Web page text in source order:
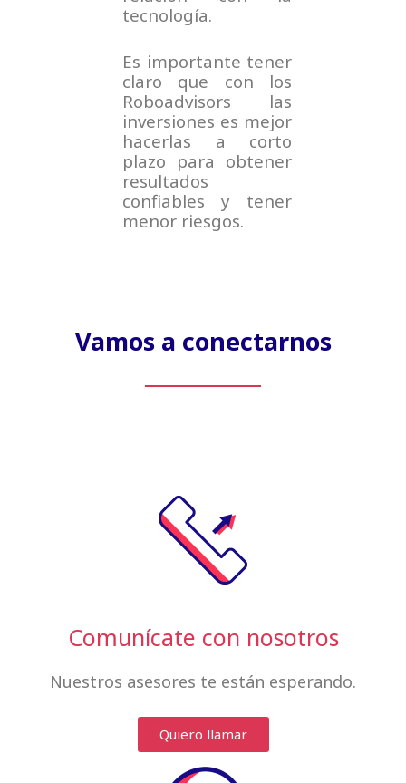
tecnología.
Es importante tener
claro que con los
Roboadvisors las
inversiones es mejor
hacerlas a corto
plazo para obtener
resultados
confiables y tener
menor riesgos.
Vamos a conectarnos
Comunícate con nosotros
Nuestros asesores te están esperando.
Quiero llamar